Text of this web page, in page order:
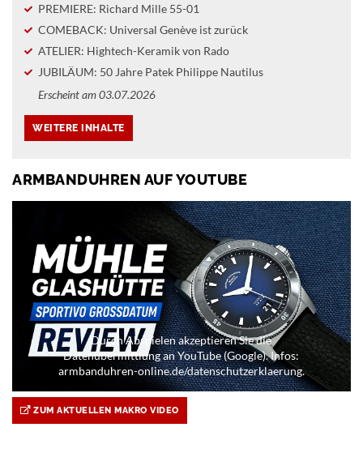
PREMIERE: Richard Mille 55-01
COMEBACK: Universal Genève ist zurück
ATELIER: Hightech-Keramik von Rado
JUBILÄUM: 50 Jahre Patek Philippe Nautilus
Erscheint am 03.07.2026
ARMBANDUHREN AUF YOUTUBE
Durch Abspielen akzeptieren Sie die
Datenübermittlung an YouTube (Google). Infos:
armbanduhren-online.de/datenschutzerklaerung.
ZUM AKTUELLEN MAKRO VIDEO